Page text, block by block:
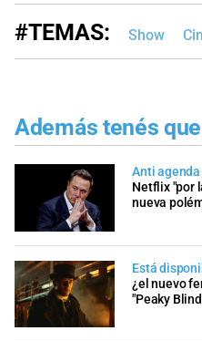
#TEMAS: Show
Además tenés
Anti agenda
Netflix "por
nueva
Está
¿el nuevo
"Peaky